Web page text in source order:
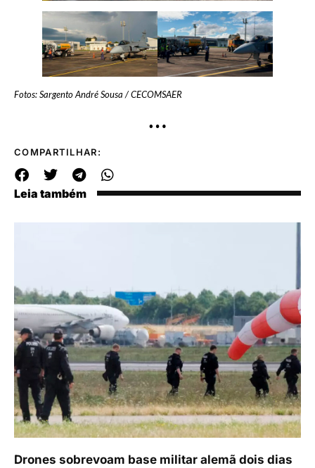
Fotos: Sargento André Sousa / CECOMSAER
…
COMPARTILHAR:
Leia também
Drones sobrevoam base militar alemã dois dias